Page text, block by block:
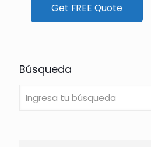
Get FREE Quote
Búsqueda